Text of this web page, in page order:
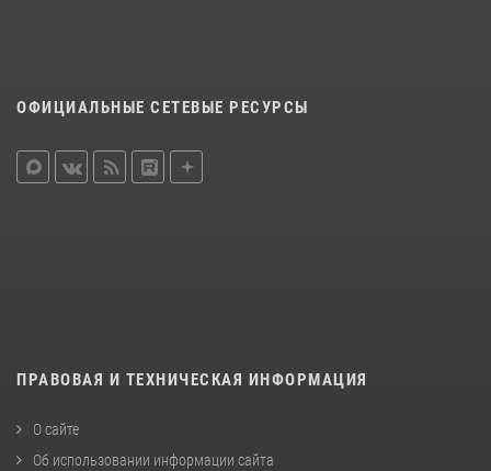
ОФИЦИАЛЬНЫЕ СЕТЕВЫЕ РЕСУРСЫ
ПРАВОВАЯ И ТЕХНИЧЕСКАЯ ИНФОРМАЦИЯ
О сайте
Об использовании информации сайта